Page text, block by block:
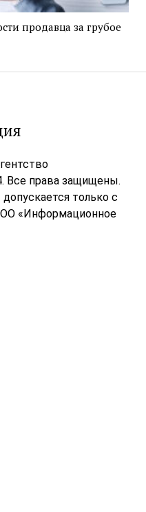
продавца за грубое
Все права защищены.
только с
«Информационное